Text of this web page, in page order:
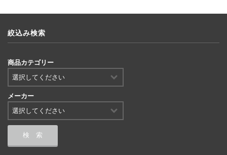
絞込み検索
商品カテゴリー
メーカー